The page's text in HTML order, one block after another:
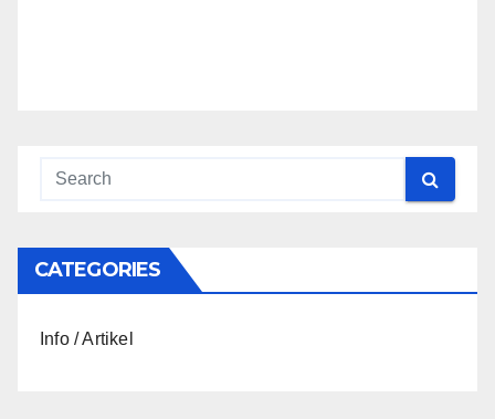
CATEGORIES
Info / Artikel